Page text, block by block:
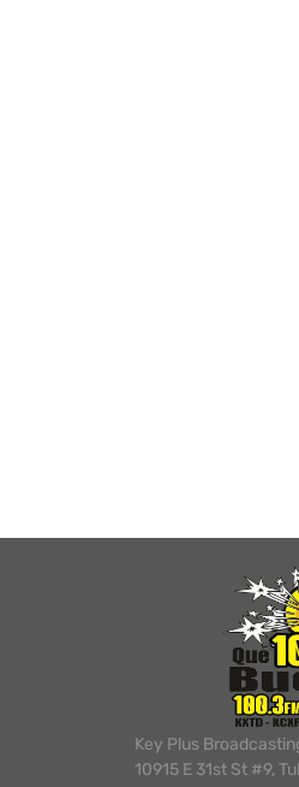
Key Plus
10915 E 31st St #9,